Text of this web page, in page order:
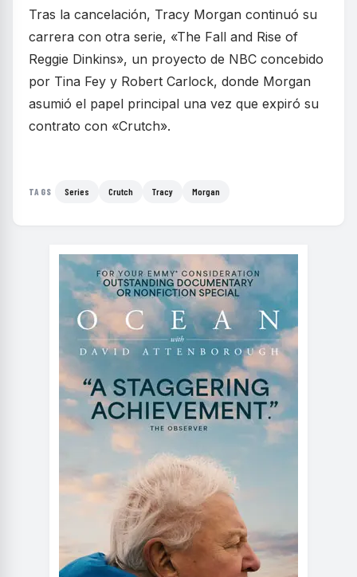
Tras la cancelación, Tracy Morgan continuó su
carrera con otra serie, «The Fall and Rise of
Reggie Dinkins», un proyecto de NBC concebido
por Tina Fey y Robert Carlock, donde Morgan
asumió el papel principal una vez que expiró su
contrato con «Crutch».
TAGS Series Crutch Tracy Morgan